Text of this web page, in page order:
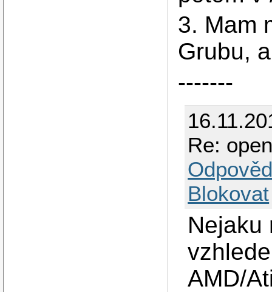
3. Mam
Grubu,
-------
Re:
Blokovat
Nejaku
AMD/